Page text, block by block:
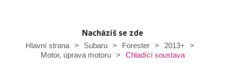
Nacházíš se zde
Hlavní strana > Subaru > Forester > 2013+
>
Motor, úprava motoru
> Chladící soustava